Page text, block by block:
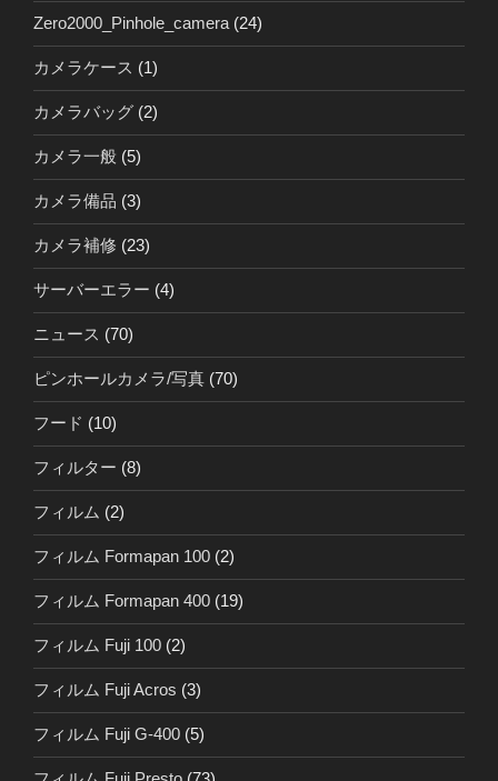
Zero2000_Pinhole_camera(24)
カメラケース (1)
カメラバッグ (2)
カメラ一般 (5)
カメラ備品 (3)
カメラ補修 (23)
サーバーエラー (4)
ニュース (70)
ピンホールカメラ/写真 (70)
フード (10)
フィルター (8)
フィルム (2)
フィルム Formapan 100 (2)
フィルム Formapan 400 (19)
フィルム Fuji 100 (2)
フィルム Fuji Acros (3)
フィルム Fuji G-400 (5)